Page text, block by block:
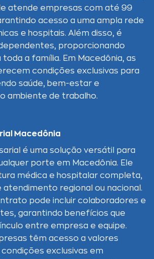
atende empresas com até 99
acesso a uma ampla rede
e hospitais. Além disso, é
proporcionando
a família. Em Macedônia, as
condições exclusivas para
saúde, bem-estar e
ambiente de trabalho.
Macedônia
é uma solução versátil para
porte em Macedônia. Ele
médica e hospitalar completa,
regional ou nacional.
pode incluir colaboradores e
garantindo benefícios que
entre empresa e equipe.
têm acesso a valores
exclusivas em